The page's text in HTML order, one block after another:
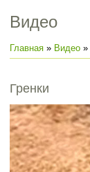
Видео
Главная » Видео »
Гренки